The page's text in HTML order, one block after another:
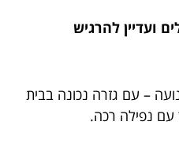
ועדיין להרגיש
– עם גזרה נכונה בבית
עם נפילה רכה.